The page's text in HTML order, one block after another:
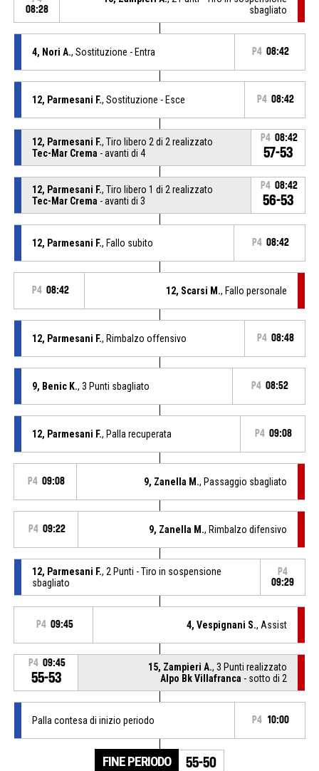
08:28
sbagliato
4, Nori A., Sostituzione - Entra P4 08:42
12, Parmesani F., Sostituzione - Esce P4 08:42
12, Parmesani F., Tiro libero 2 di 2 realizzato
Tec-Mar Crema - avanti di 4
P4 08:42
57-53
12, Parmesani F., Tiro libero 1 di 2 realizzato
Tec-Mar Crema - avanti di 3
P4 08:42
56-53
12, Parmesani F., Fallo subito P4 08:42
P4 08:42 12, Scarsi M., Fallo personale
12, Parmesani F., Rimbalzo offensivo P4 08:48
9, Benic K., 3 Punti sbagliato P4 08:52
12, Parmesani F., Palla recuperata P4 09:08
P4 09:08 9, Zanella M., Passaggio sbagliato
P4 09:22 9, Zanella M., Rimbalzo difensivo
12, Parmesani F., 2 Punti - Tiro in sospensione
sbagliato
P4
09:29
P4 09:45 4, Vespignani S., Assist
P4 09:45
55-53
15, Zampieri A., 3 Punti realizzato
Alpo Bk Villafranca - sotto di 2
Palla contesa di inizio periodo P4 10:00
FINE PERIODO 55-50